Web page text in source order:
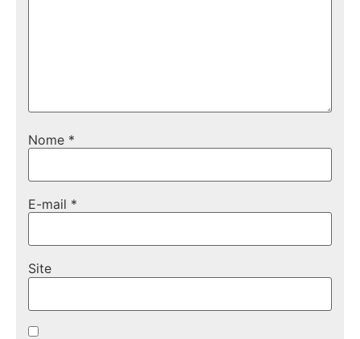
Nome *
E-mail *
Site